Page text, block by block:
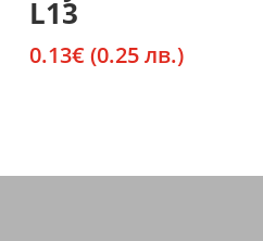
L13
0.13€ (0.25 лв.)